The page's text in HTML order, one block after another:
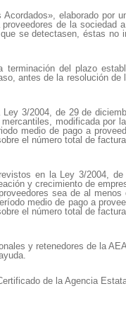
elaborado por
de la sociedad
se detectasen, éstas no
del plazo
antes de la resolución
3/2004, de 29 de
modificada por
medio de pago a
el número total de
en la Ley 3/2004,
y crecimiento de
sea de al
medio de pago a
el número total de
y retenedores de la
de la Agencia